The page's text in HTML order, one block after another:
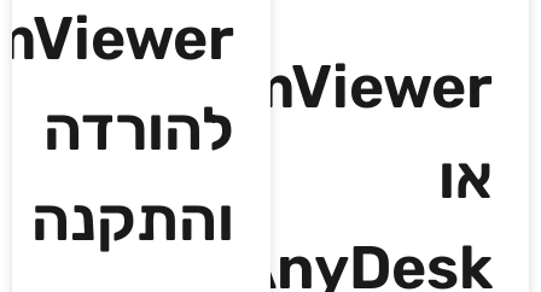
TeamViewer
או
AnyDesk
להורדה
והתקנה